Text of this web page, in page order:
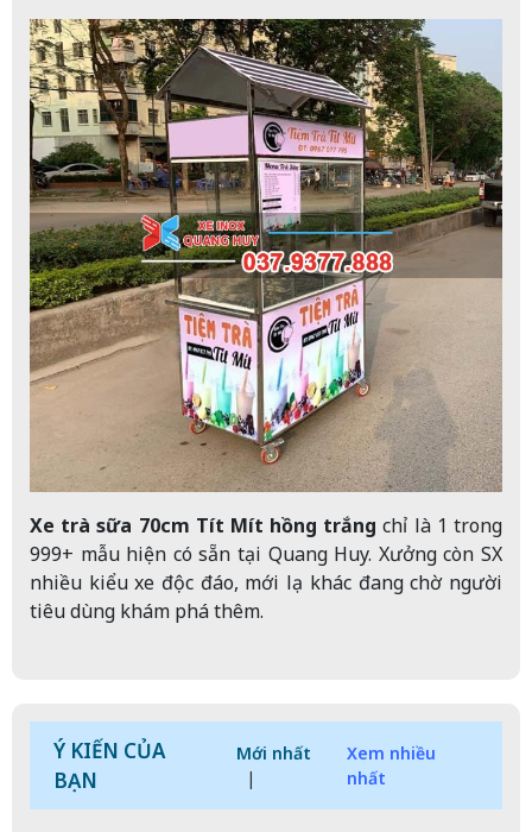
Xe trà sữa 70cm Tít Mít hồng trắng chỉ là 1 trong
999+ mẫu hiện có sẵn tại Quang Huy. Xưởng còn SX
nhiều kiểu xe độc đáo, mới lạ khác đang chờ người
tiêu dùng khám phá thêm.
Ý KIẾN CỦA
BẠN
Mới nhất
|
Xem nhiều
nhất